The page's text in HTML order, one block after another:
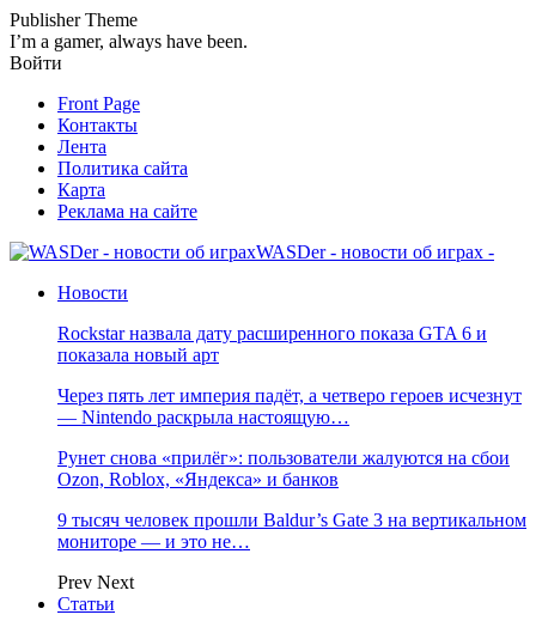
Publisher Theme
I’m a gamer, always have been.
Войти
Front Page
Контакты
Лента
Политика сайта
Карта
Реклама на сайте
WASDer - новости об играх -
Новости
Rockstar назвала дату расширенного показа GTA 6 и
показала новый арт
Через пять лет империя падёт, а четверо героев исчезнут
— Nintendo раскрыла настоящую…
Рунет снова «прилёг»: пользователи жалуются на сбои
Ozon, Roblox, «Яндекса» и банков
9 тысяч человек прошли Baldur’s Gate 3 на вертикальном
мониторе — и это не…
Prev Next
Статьи